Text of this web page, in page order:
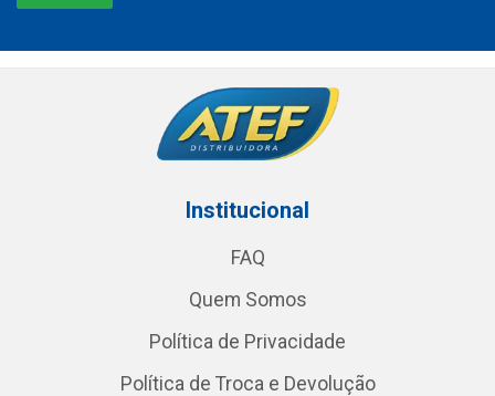
Institucional
FAQ
Quem Somos
Política de Privacidade
Política de Troca e Devolução